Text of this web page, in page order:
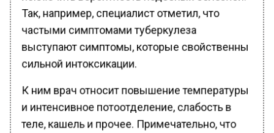
Так, например, специалист отметил, что
частыми симптомами туберкулеза
выступают симптомы, которые свойственны
сильной интоксикации.
К ним врач относит повышение температуры
и интенсивное потоотделение, слабость в
теле, кашель и прочее. Примечательно, что